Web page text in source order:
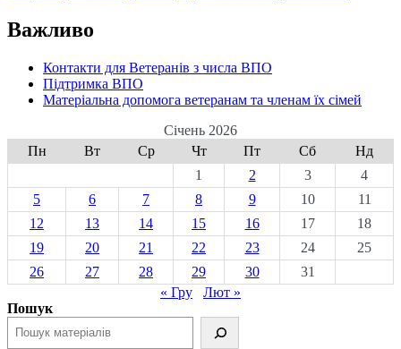
Важливо
Контакти для Ветеранів з числа ВПО
Підтримка ВПО
Матеріальна допомога ветеранам та членам їх сімей
Січень 2026
Пн
Вт Ср Чт Пт Сб
Нд
1
2 3
4
5
6 7 8 9 10
11
12
13 14 15 16 17
18
19
20 21 22 23 24
25
26
27 28 29 30
31
« Гру
Лют »
Пошук